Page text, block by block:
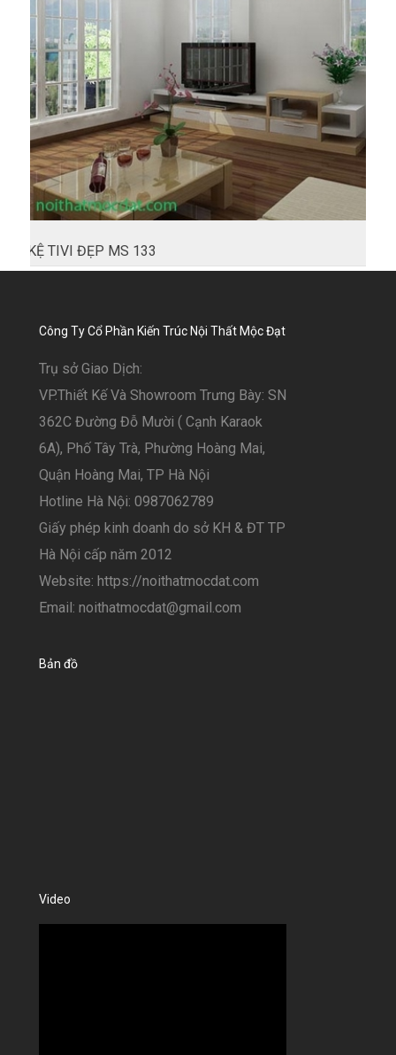
KỆ TIVI ĐẸP MS 133
Công Ty Cổ Phần Kiến Trúc Nội Thất Mộc Đạt
Trụ sở Giao Dịch:
VP.Thiết Kế Và Showroom Trưng Bày: SN
362C Đường Đỗ Mười ( Cạnh Karaok
6A), Phố Tây Trà, Phường Hoàng Mai,
Quận Hoàng Mai, TP Hà Nội
Hotline Hà Nội: 0987062789
Giấy phép kinh doanh do sở KH & ĐT TP
Hà Nội cấp năm 2012
Website: https://noithatmocdat.com
Email: noithatmocdat@gmail.com
Bản đồ
Video